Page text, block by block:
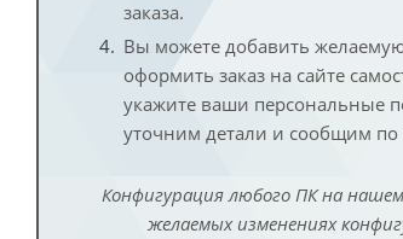
заказа.
Вы можете добавить
оформить заказ на сайте
укажите ваши персональные
уточним детали и сообщим по
Конфигурация любого ПК на
желаемых изменениях